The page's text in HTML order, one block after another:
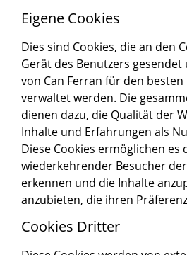
Eigene Cookies
Dies sind Cookies, die an den
Gerät des Benutzers
von Can Ferran für den
verwaltet werden. Die
dienen dazu, die Qualität der
Inhalte und Erfahrungen als
Diese Cookies ermöglichen es
wiederkehrender Besucher
erkennen und die Inhalte
anzubieten, die ihren
Cookies Dritter